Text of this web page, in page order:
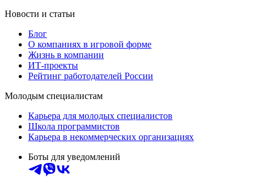
Новости и статьи
Блог
О компаниях в игровой форме
Жизнь в компании
ИТ-проекты
Рейтинг работодателей России
Молодым специалистам
Карьера для молодых специалистов
Школа программистов
Карьера в некоммерческих организациях
Боты для уведомлений